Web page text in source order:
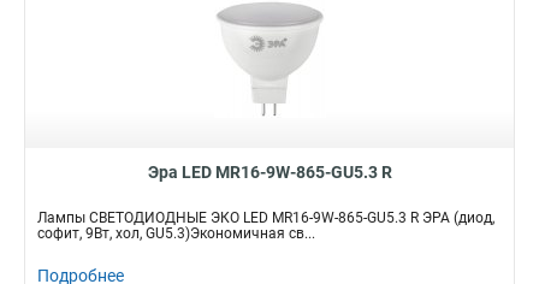
Эра LED MR16-9W-865-GU5.3 R
Лампы СВЕТОДИОДНЫЕ ЭКО LED MR16-9W-865-GU5.3 R ЭРА (диод,
софит, 9Вт, хол, GU5.3)Экономичная св...
Подробнее